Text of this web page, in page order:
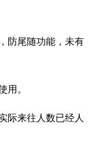
防尾随功能，未有
用。
际来往人数已经人